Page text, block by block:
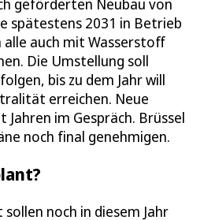
geförderten Neubau von
spätestens 2031 in Betrieb
alle auch mit Wasserstoff
Die Umstellung soll
bis zu dem Jahr will
erreichen. Neue
im Gespräch. Brüssel
noch final genehmigen.
noch in diesem Jahr